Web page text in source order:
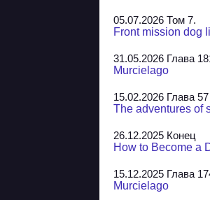
05.07.2026 Том 7.
Front mission dog
31.05.2026 Глава
Murcielago
15.02.2026 Глава 57
The adventures of
26.12.2025 Конец
How to Become a
15.12.2025 Глава
Murcielago